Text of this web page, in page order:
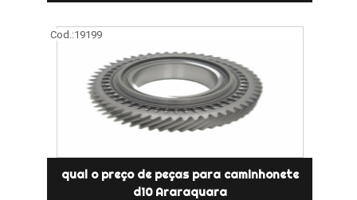
Cod.:19199
qual o preço de peças para caminhonete
d10 Araraquara